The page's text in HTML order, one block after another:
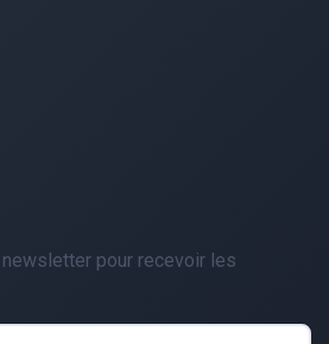
pour recevoir les